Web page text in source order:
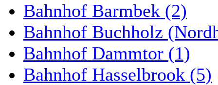
Bahnhof Barmbek (2)
Bahnhof Buchholz
Bahnhof Dammtor (1)
Bahnhof Hasselbrook (5)